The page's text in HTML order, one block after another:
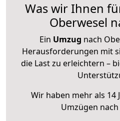
Was wir Ihnen
Oberwesel
Ein Umzug nach
Herausforderungen mit
die Last zu erleichtern –
Wir haben mehr als 14
Umzügen nach